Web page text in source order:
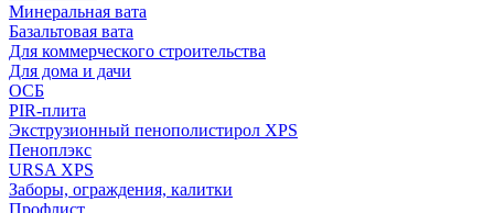
Минеральная вата
Базальтовая вата
Для коммерческого строительства
Для дома и дачи
ОСБ
PIR-плита
Экструзионный пенополистирол XPS
Пеноплэкс
URSA XPS
Заборы, ограждения, калитки
Профлист